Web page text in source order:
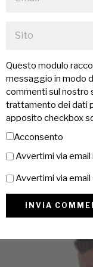
Questo modulo
messaggio in modo
commenti sul nostro
trattamento dei dati
apposito checkbox
Acconsento
Avvertimi via
Avvertimi via email